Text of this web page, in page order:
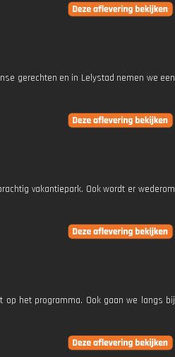
gerechten en in Lelystad nemen we een
vakantiepark. Ook wordt er wederom
op het programma. Ook gaan we langs bij